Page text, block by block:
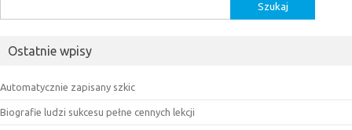
Ostatnie wpisy
Automatycznie zapisany szkic
Biografie ludzi sukcesu pełne cennych lekcji